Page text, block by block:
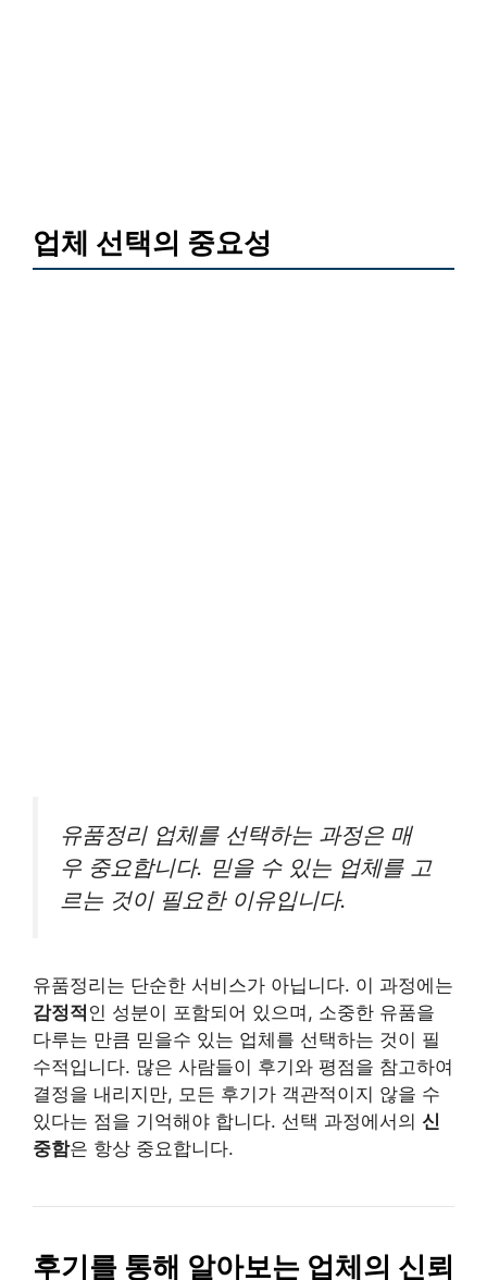
업체 선택의 중요성
유품정리 업체를 선택하는 과정은 매
우 중요합니다. 믿을 수 있는 업체를 고
르는 것이 필요한 이유입니다.
유품정리는 단순한 서비스가 아닙니다. 이 과정에는
감정적 인 성분이 포함되어 있으며, 소중한 유품을
다루는 만큼 믿을수 있는 업체를 선택하는 것이 필
수적입니다. 많은 사람들이 후기와 평점을 참고하여
결정을 내리지만, 모든 후기가 객관적이지 않을 수
있다는 점을 기억해야 합니다. 선택 과정에서의 신
중함은 항상 중요합니다.
후기를 통해 알아보는 업체의 신뢰